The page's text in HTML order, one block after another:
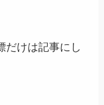
だけは記事にし